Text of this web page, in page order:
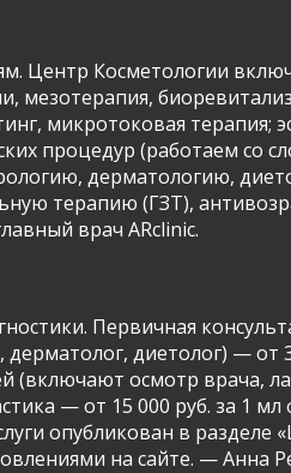
Центр Косметологии
мезотерапия,
микротоковая терапия;
процедур (работаем со
дерматологию,
терапию (ГЗТ),
врач ARclinic.
Первичная
диетолог) —
(включают осмотр врача,
— от 15 000 руб. за 1
опубликован в
на сайте. — Анна